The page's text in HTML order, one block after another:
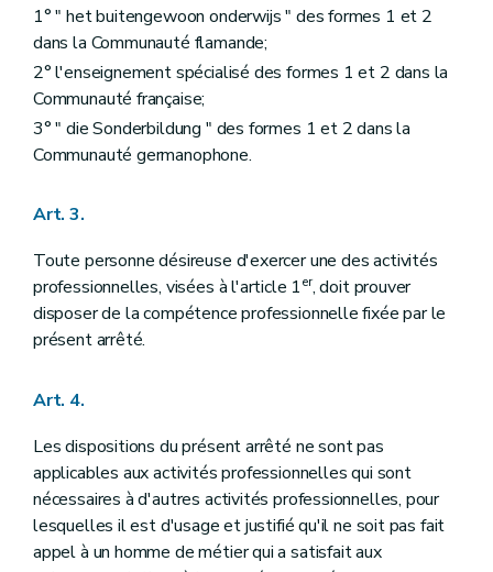
1° " het buitengewoon onderwijs " des formes 1 et 2
dans la Communauté flamande;
2° l'enseignement spécialisé des formes 1 et 2 dans la
Communauté française;
3° " die Sonderbildung " des formes 1 et 2 dans la
Communauté germanophone.
Art. 3.
Toute personne désireuse d'exercer une des activités
professionnelles, visées à l'article 1er, doit prouver
disposer de la compétence professionnelle fixée par le
présent arrêté.
Art. 4.
Les dispositions du présent arrêté ne sont pas
applicables aux activités professionnelles qui sont
nécessaires à d'autres activités professionnelles, pour
lesquelles il est d'usage et justifié qu'il ne soit pas fait
appel à un homme de métier qui a satisfait aux